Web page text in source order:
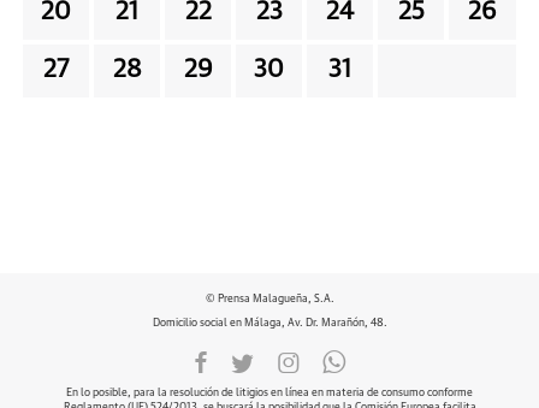
20 21 22 23 24 25 26
27 28 29 30 31
© Prensa Malagueña, S.A.
Domicilio social en Málaga, Av. Dr. Marañón, 48.
En lo posible, para la resolución de litigios en línea en materia de consumo conforme